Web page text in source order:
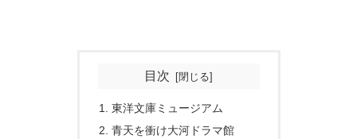
目次
東洋文庫ミュージアム
青天を衝け大河ドラマ館